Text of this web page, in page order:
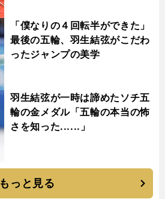
「僕なりの４回転半ができた」
最後の五輪、羽生結弦がこだわ
ったジャンプの美学
羽生結弦が一時は諦めたソチ五
輪の金メダル「五輪の本当の怖
さを知った......」
もっと見る